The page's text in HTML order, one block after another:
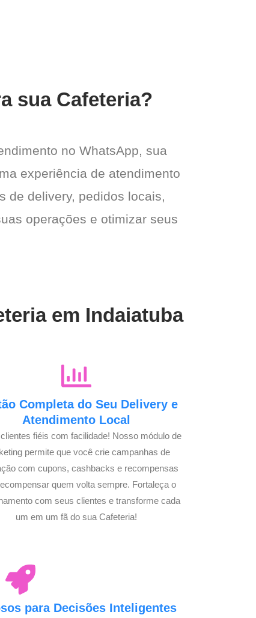
sua Cafeteria?
no WhatsApp, sua
experiência de atendimento
de delivery, pedidos locais,
operações e otimizar seus
em Indaiatuba
Completa do Seu Delivery e
Atendimento Local
fiéis com facilidade! Nosso módulo de
permite que você crie campanhas de
com cupons, cashbacks e recompensas
quem volta sempre. Fortaleça o
com seus clientes e transforme cada
um em um fã do sua Cafeteria!
para Decisões Inteligentes